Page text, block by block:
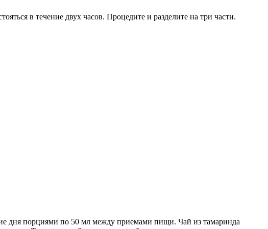
в течение двух часов. Процедите и разделите на три части.
дня порциями по 50 мл между приемами пищи. Чай из тамаринда